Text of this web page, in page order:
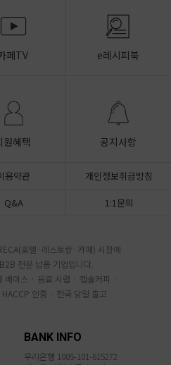
페TV e레시피북
원혜택 공지사항
용약관
개인정보취급방침
Q&A 1:1문의
호텔·레스토랑·카페) 시장에
전문 납품 기업입니다.
베이스 · 음료 시럽 · 캡슐커피 ·
인증 · 전국 당일 출고
BANK INFO
우리은행 1005-101-615272